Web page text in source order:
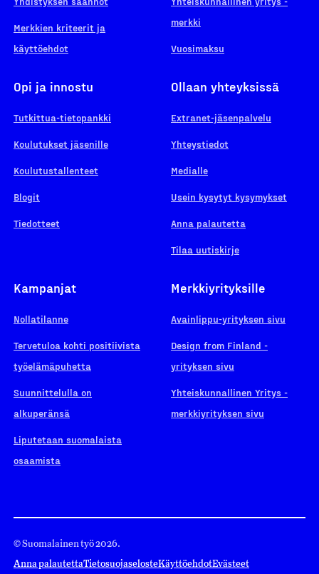
Merkkien kriteerit ja
käyttöehdot
merkki
Vuosimaksu
Opi ja innostu
Tutkittua-tietopankki
Koulutukset jäsenille
Koulutustallenteet
Blogit
Tiedotteet
Ollaan yhteyksissä
Extranet-jäsenpalvelu
Yhteystiedot
Medialle
Usein kysytyt kysymykset
Anna palautetta
Tilaa uutiskirje
Kampanjat
Nollatilanne
Tervetuloa kohti positiivista
työelämäpuhetta
Suunnittelulla on
alkuperänsä
Liputetaan suomalaista
osaamista
Merkkiyrityksille
Avainlippu-yrityksen sivu
Design from Finland -
yrityksen sivu
Yhteiskunnallinen Yritys -
merkkiyrityksen sivu
© Suomalainen työ 2026.
Anna palautettaTietosuojaselosteKäyttöehdotEvästeet